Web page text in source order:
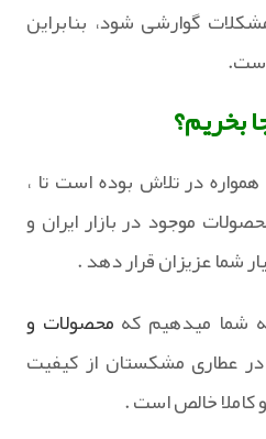
گوارشی شود، بنابراین
بخریم؟
در تلاش بوده است تا ،
موجود در بازار ايران و
شما عزيزان قرار دهد .
شما ميدهيم که محصولات و
عطاری مشکستان از کيفيت
و کاملا خالص است .